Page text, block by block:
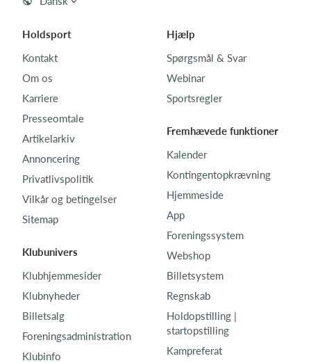
Holdsport
Kontakt
Om os
Karriere
Presseomtale
Artikelarkiv
Annoncering
Privatlivspolitik
Vilkår og betingelser
Sitemap
Klubunivers
Klubhjemmesider
Klubnyheder
Billetsalg
Foreningsadministration
Klubinfo
Hjælp
Spørgsmål & Svar
Webinar
Sportsregler
Fremhævede funktioner
Kalender
Kontingentopkrævning
Hjemmeside
App
Foreningssystem
Webshop
Billetsystem
Regnskab
Holdopstilling |
startopstilling
Kampreferat